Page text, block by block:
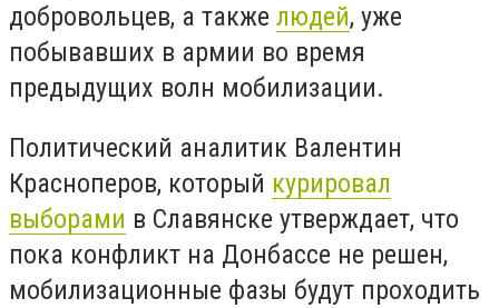
добровольцев, а также людей, уже
побывавших в армии во время
предыдущих волн мобилизации.
Политический аналитик Валентин
Красноперов, который курировал
выборами в Славянске утверждает, что
пока конфликт на Донбассе не решен,
мобилизационные фазы будут проходить